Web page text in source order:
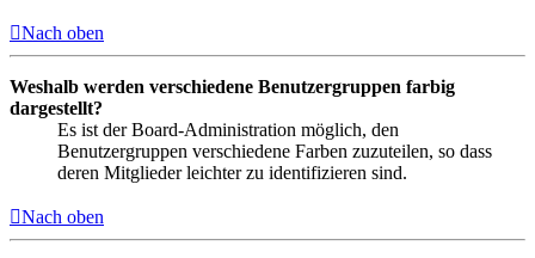
Nach oben
Weshalb werden verschiedene Benutzergruppen farbig
dargestellt?
Es ist der Board-Administration möglich, den
Benutzergruppen verschiedene Farben zuzuteilen, so dass
deren Mitglieder leichter zu identifizieren sind.
Nach oben